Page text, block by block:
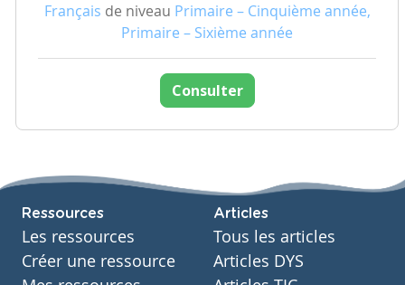
Français de niveau Primaire – Cinquième année,
Primaire – Sixième année
Consulter
Ressources
Les ressources
Créer une ressource
Articles
Tous les articles
Articles DYS